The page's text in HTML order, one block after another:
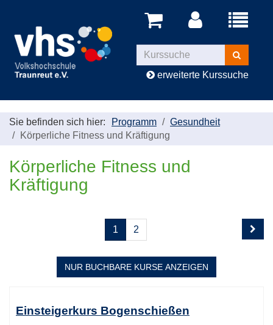
Menü
Kurse
suchen
erweiterte Kurssuche
Sie befinden sich hier: Programm
Gesundheit
Körperliche Fitness und Kräftigung
Körperliche Fitness und
Kräftigung
Seiten
blättern
1 2
NUR BUCHBARE KURSE ANZEIGEN
Tabellenüberschriften
können
Einsteigerkurs Bogenschießen